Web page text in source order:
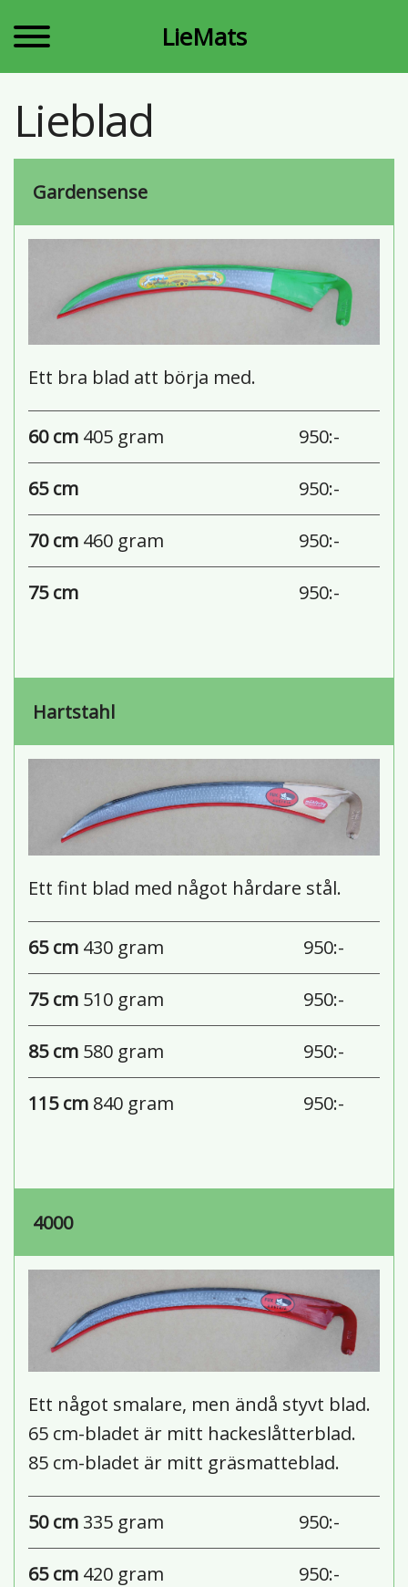
LieMats
Lieblad
Gardensense
Ett bra blad att börja med.
60 cm 405 gram 950:-
65 cm 950:-
70 cm 460 gram 950:-
75 cm 950:-
Hartstahl
Ett fint blad med något hårdare stål.
65 cm 430 gram 950:-
75 cm 510 gram 950:-
85 cm 580 gram 950:-
115 cm 840 gram 950:-
4000
Ett något smalare, men ändå styvt blad.
65 cm-bladet är mitt hackeslåtterblad.
85 cm-bladet är mitt gräsmatteblad.
50 cm 335 gram 950:-
65 cm 420 gram 950:-